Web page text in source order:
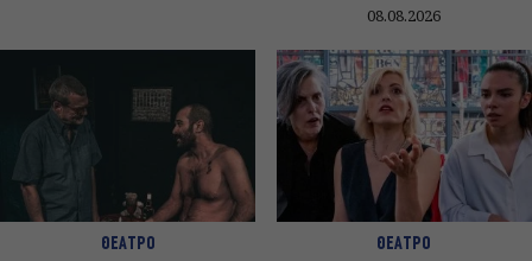
08.08.2026
ΘΕΑΤΡΟ ΘΕΑΤΡΟ